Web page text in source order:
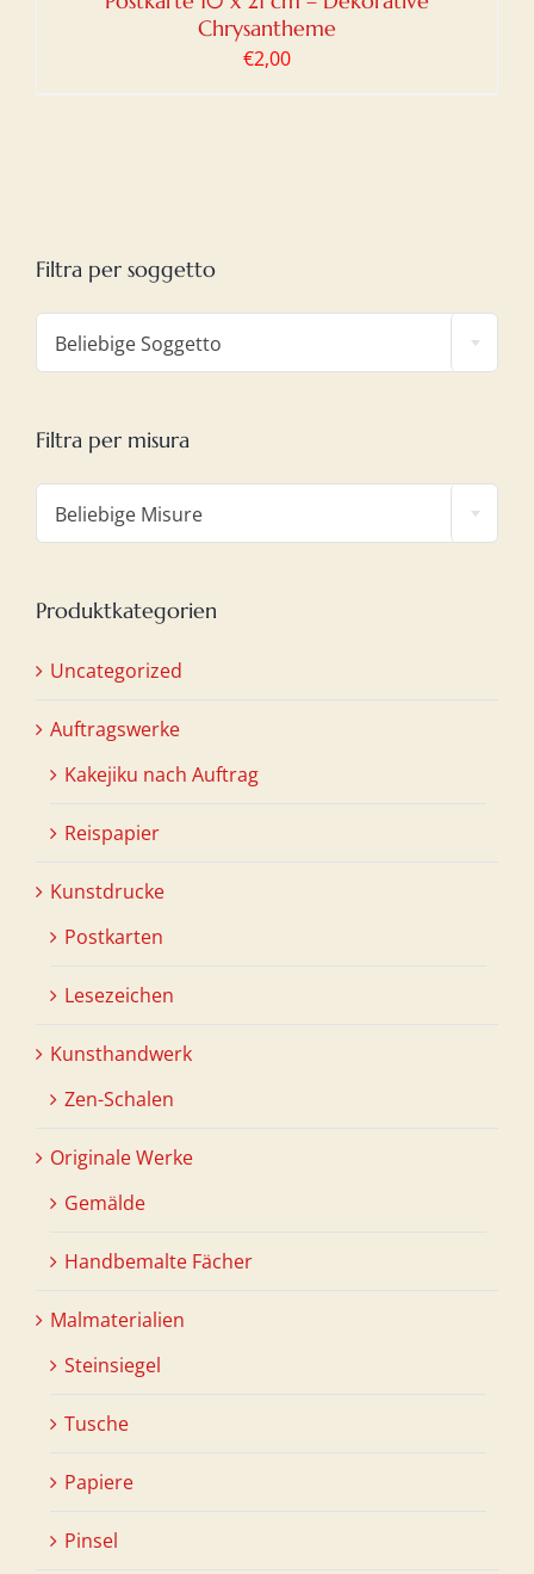
Chrysantheme
€2,00
Filtra per soggetto
Beliebige Soggetto
Filtra per misura
Beliebige Misure
Produktkategorien
Uncategorized
Auftragswerke
Kakejiku nach Auftrag
Reispapier
Kunstdrucke
Postkarten
Lesezeichen
Kunsthandwerk
Zen-Schalen
Originale Werke
Gemälde
Handbemalte Fächer
Malmaterialien
Steinsiegel
Tusche
Papiere
Pinsel